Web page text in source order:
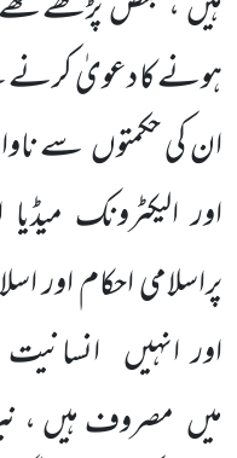
ہونے کا دعویٰ کرنے
ان کی حکمتوںسے
اور الیکٹرونک
پراسلامی احکام اور
اور انہیں
میں مصروف ہیں ،